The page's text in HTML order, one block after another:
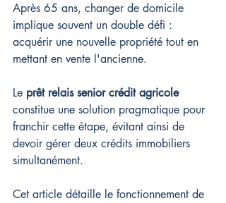
Après 65 ans, changer de domicile
implique souvent un double défi :
acquérir une nouvelle propriété tout en
mettant en vente l'ancienne.
Le prêt relais senior crédit agricole
constitue une solution pragmatique pour
franchir cette étape, évitant ainsi de
devoir gérer deux crédits immobiliers
simultanément.
Cet article détaille le fonctionnement de